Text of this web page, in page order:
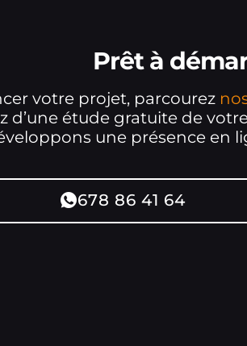
Prêt à
votre projet, parcourez
d’une étude gratuite de
une présence en
678 86 41 64